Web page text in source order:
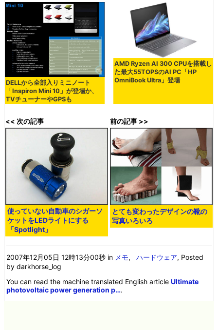
DELLから全部入りミニノート
「Inspiron Mini 10」が登場か、
TVチューナーやGPSも
AMD Ryzen AI 300 CPUを搭載し
た最大55TOPSのAI PC「HP
OmniBook Ultra」登場
<< 次の記事
使っていない自動車のシガーソ
ケットをLEDライトにする
「Spotlight」
前の記事 >>
とても変わったデザインの靴の
写真いろいろ
2007年12月05日 12時13分00秒 in メモ,ハードウェア, Posted
by darkhorse_log
You can read the machine translated English articleUltimate
photovoltaic power generation p….